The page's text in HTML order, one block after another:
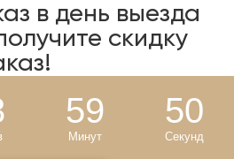
в день выезда
скидку
59
Минут
49
Секунд